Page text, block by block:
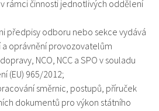
rámci činnosti jednotlivých oddělení
předpisy odboru nebo sekce vydává
a oprávnění provozovatelům
NCO, NCC a SPO v souladu
(EU) 965/2012;
směrnic, postupů, příruček
dokumentů pro výkon státního